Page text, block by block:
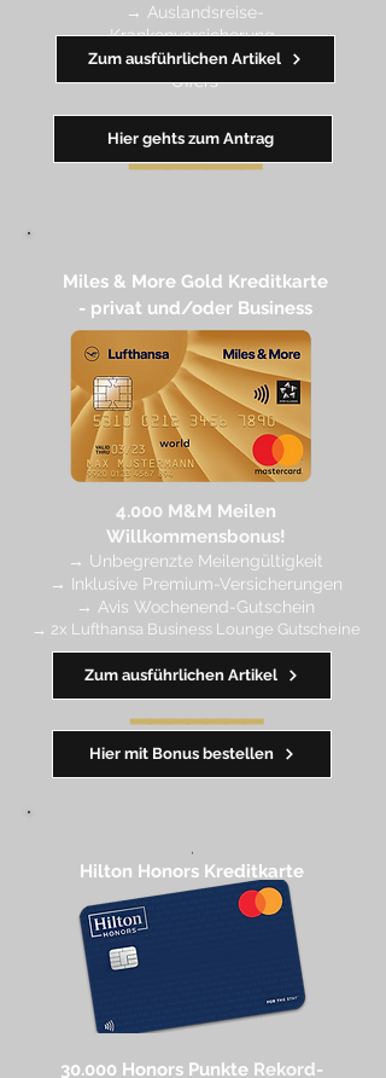
→ Auslandsreise-
Krankenversicherung
→ wertvolle Rabatte dank Amex
Offers
━━━━━━━
Zum ausführlichen Artikel
Hier gehts zum Antrag
Miles & More Gold Kreditkarte​
- privat und/oder Business
4.000 M&M Meilen
Willkommensbonus!
→ Unbegrenzte Meilengültigkeit
→ Inklusive Premium-Versicherungen
→ Avis Wochenend-Gutschein
→ 2x Lufthansa Business Lounge Gutscheine
━━━━━━━
Hier mit Bonus bestellen
Zum ausführlichen Artikel
,
Hilton Honors Kreditkarte​
30.000 Honors Punkte Rekord-